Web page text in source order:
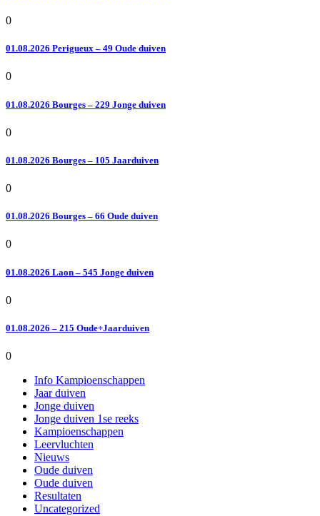
0
01.08.2026 Perigueux – 49 Oude duiven
0
01.08.2026 Bourges – 229 Jonge duiven
0
01.08.2026 Bourges – 105 Jaarduiven
0
01.08.2026 Bourges – 66 Oude duiven
0
01.08.2026 Laon – 545 Jonge duiven
0
01.08.2026 – 215 Oude+Jaarduiven
0
Info Kampioenschappen
Jaar duiven
Jonge duiven
Jonge duiven 1se reeks
Kampioenschappen
Leervluchten
Nieuws
Oude duiven
Oude duiven
Resultaten
Uncategorized